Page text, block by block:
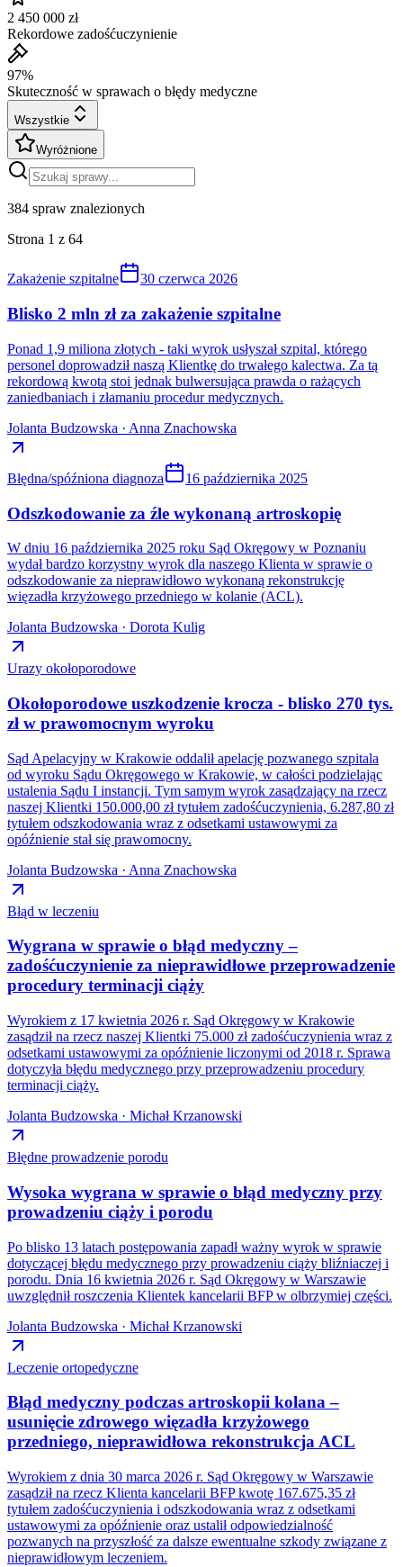
2 450 000 zł
Rekordowe zadośćuczynienie
97%
Skuteczność w sprawach o błędy medyczne
Wszystkie
Wyróżnione
384 spraw znalezionych
Strona 1 z 64
Zakażenie szpitalne 30 czerwca 2026
Blisko 2 mln zł za zakażenie szpitalne
Ponad 1,9 miliona złotych - taki wyrok usłyszał szpital, którego
personel doprowadził naszą Klientkę do trwałego kalectwa. Za tą
rekordową kwotą stoi jednak bulwersująca prawda o rażących
zaniedbaniach i złamaniu procedur medycznych.
Jolanta Budzowska · Anna Znachowska
Błędna/spóźniona diagnoza 16 października 2025
Odszkodowanie za źle wykonaną artroskopię
W dniu 16 października 2025 roku Sąd Okręgowy w Poznaniu
wydał bardzo korzystny wyrok dla naszego Klienta w sprawie o
odszkodowanie za nieprawidłowo wykonaną rekonstrukcję
więzadła krzyżowego przedniego w kolanie (ACL).
Jolanta Budzowska · Dorota Kulig
Urazy okołoporodowe
Okołoporodowe uszkodzenie krocza - blisko 270 tys.
zł w prawomocnym wyroku
Sąd Apelacyjny w Krakowie oddalił apelację pozwanego szpitala
od wyroku Sądu Okręgowego w Krakowie, w całości podzielając
ustalenia Sądu I instancji. Tym samym wyrok zasądzający na rzecz
naszej Klientki 150.000,00 zł tytułem zadośćuczynienia, 6.287,80 zł
tytułem odszkodowania wraz z odsetkami ustawowymi za
opóźnienie stał się prawomocny.
Jolanta Budzowska · Anna Znachowska
Błąd w leczeniu
Wygrana w sprawie o błąd medyczny –
zadośćuczynienie za nieprawidłowe przeprowadzenie
procedury terminacji ciąży
Wyrokiem z 17 kwietnia 2026 r. Sąd Okręgowy w Krakowie
zasądził na rzecz naszej Klientki 75.000 zł zadośćuczynienia wraz z
odsetkami ustawowymi za opóźnienie liczonymi od 2018 r. Sprawa
dotyczyła błędu medycznego przy przeprowadzeniu procedury
terminacji ciąży.
Jolanta Budzowska · Michał Krzanowski
Błędne prowadzenie porodu
Wysoka wygrana w sprawie o błąd medyczny przy
prowadzeniu ciąży i porodu
Po blisko 13 latach postępowania zapadł ważny wyrok w sprawie
dotyczącej błędu medycznego przy prowadzeniu ciąży bliźniaczej i
porodu. Dnia 16 kwietnia 2026 r. Sąd Okręgowy w Warszawie
uwzględnił roszczenia Klientek kancelarii BFP w olbrzymiej części.
Jolanta Budzowska · Michał Krzanowski
Leczenie ortopedyczne
Błąd medyczny podczas artroskopii kolana –
usunięcie zdrowego więzadła krzyżowego
przedniego, nieprawidłowa rekonstrukcja ACL
Wyrokiem z dnia 30 marca 2026 r. Sąd Okręgowy w Warszawie
zasądził na rzecz Klienta kancelarii BFP kwotę 167.675,35 zł
tytułem zadośćuczynienia i odszkodowania wraz z odsetkami
ustawowymi za opóźnienie oraz ustalił odpowiedzialność
pozwanych na przyszłość za dalsze ewentualne szkody związane z
nieprawidłowym leczeniem.